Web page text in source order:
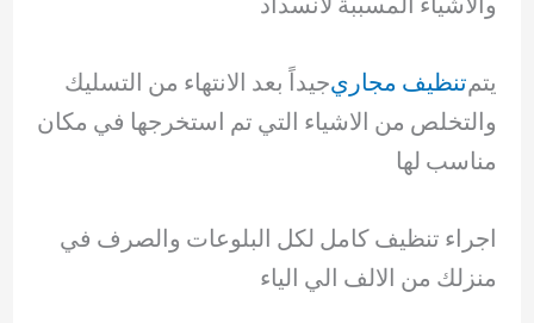
يتمتنظيف مجاريجيداً بعد الانتهاء من التسليك
والتخلص من الاشياء التي تم استخرجها في مكان
مناسب لها
اجراء تنظيف كامل لكل البلوعات والصرف في
منزلك من الالف الي الياء